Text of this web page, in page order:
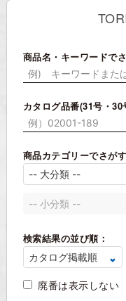
商品名・キーワードで
カタログ品番(31号・
商品カテゴリーでさがす
検索結果の並び順：
廃番は表示しない